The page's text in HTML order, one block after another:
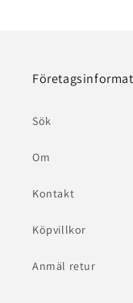
Sök
Om
Kontakt
Köpvillkor
Anmäl retur